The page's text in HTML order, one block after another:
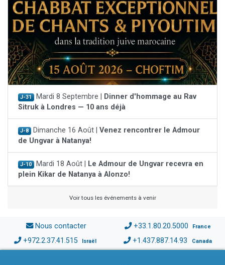
J-31 Mardi 8 Septembre |
Dinner d'hommage au Rav
Sitruk à Londres — 10 ans déjà
J-8 Dimanche 16 Août | Venez rencontrer le Admour
de Ungvar à Natanya!
J-10 Mardi 18 Août |
Le Admour de Ungvar recevra en
plein Kikar de Natanya à Alonzo!
Voir tous les événements à venir
Nous contacter +33.1.80.20.5000 France
+972.2.37.41.515 Israël +1.437.887.14.93 Canada